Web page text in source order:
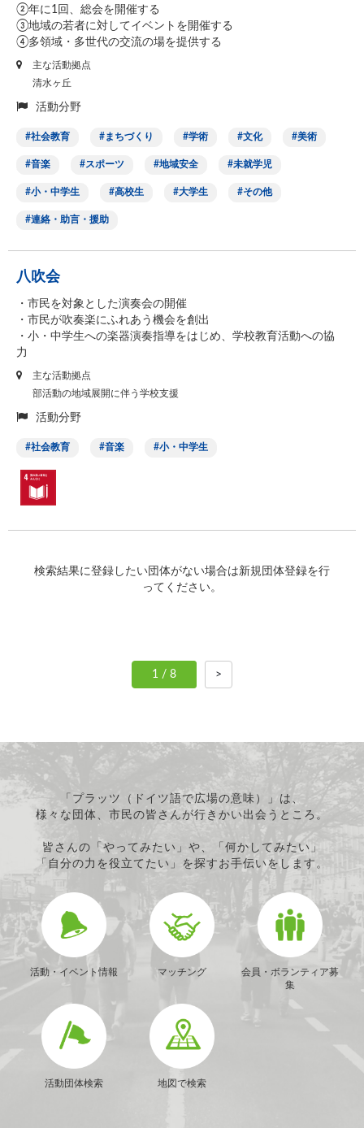
②年に1回、総会を開催する
③地域の若者に対してイベントを開催する
④多領域・多世代の交流の場を提供する
主な活動拠点
清水ヶ丘
活動分野
社会教育 まちづくり 学術 文化 美術
音楽 スポーツ 地域安全 未就学児
小・中学生 高校生 大学生 その他
連絡・助言・援助
八吹会
・市民を対象とした演奏会の開催
・市民が吹奏楽にふれあう機会を創出
・小・中学生への楽器演奏指導をはじめ、学校教育活動への協
力
主な活動拠点
部活動の地域展開に伴う学校支援
活動分野
社会教育 音楽 小・中学生
検索結果に登録したい団体がない場合は新規団体登録を行
ってください。
1 / 8 >
「プラッツ（ドイツ語で広場の意味）」は、
様々な団体、市民の皆さんが行きかい出会うところ。
皆さんの「やってみたい」や、「何かしてみたい」
「自分の力を役立てたい」を探すお手伝いをします。
活動・イベント情報 マッチング
会員・ボランティア募
集
活動団体検索 地図で検索